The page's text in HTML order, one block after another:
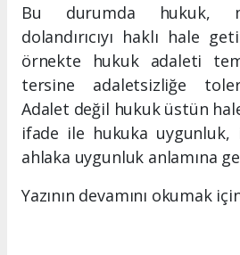
Bu durumda hukuk,
dolandırıcıyı haklı hale
örnekte hukuk adaleti
tersine adaletsizliğe
Adalet değil hukuk üstün
ifade ile hukuka uygunluk,
ahlaka uygunluk anlamına
Yazının devamını okumak